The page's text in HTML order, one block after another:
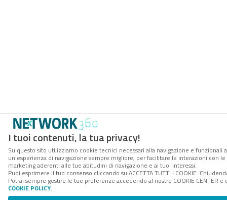
I tuoi contenuti, la tua privacy!
Su questo sito utilizziamo cookie tecnici necessari alla navigazione e
un’esperienza di navigazione sempre migliore, per facilitare le interazioni con
marketing aderenti alle tue abitudini di navigazione e ai tuoi interessi.
Puoi esprimere il tuo consenso cliccando su ACCETTA TUTTI I COOKIE.
Potrai sempre gestire le tue preferenze accedendo al nostro COOKIE
COOKIE POLICY.